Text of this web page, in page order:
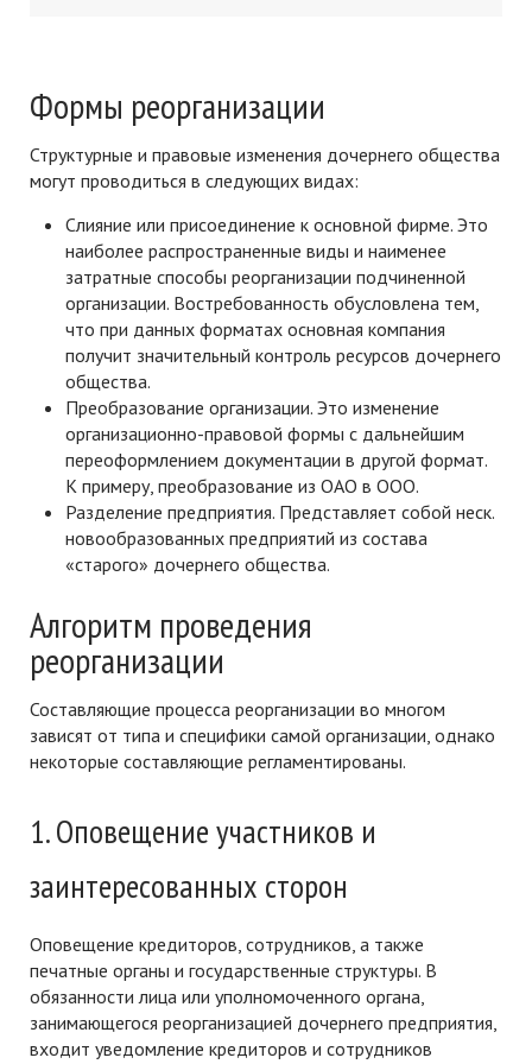
Формы реорганизации
Структурные и правовые изменения дочернего общества
могут проводиться в следующих видах:
Слияние или присоединение к основной фирме. Это
наиболее распространенные виды и наименее
затратные способы реорганизации подчиненной
организации. Востребованность обусловлена тем,
что при данных форматах основная компания
получит значительный контроль ресурсов дочернего
общества.
Преобразование организации. Это изменение
организационно-правовой формы с дальнейшим
переоформлением документации в другой формат.
К примеру, преобразование из ОАО в ООО.
Разделение предприятия. Представляет собой неск.
новообразованных предприятий из состава
«старого» дочернего общества.
Алгоритм проведения
реорганизации
Составляющие процесса реорганизации во многом
зависят от типа и специфики самой организации, однако
некоторые составляющие регламентированы.
1. Оповещение участников и
заинтересованных сторон
Оповещение кредиторов, сотрудников, а также
печатные органы и государственные структуры. В
обязанности лица или уполномоченного органа,
занимающегося реорганизацией дочернего предприятия,
входит уведомление кредиторов и сотрудников